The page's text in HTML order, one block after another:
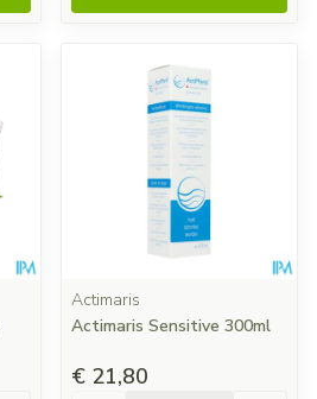
Actimaris
Actimaris Sensitive 300ml
€ 21,80